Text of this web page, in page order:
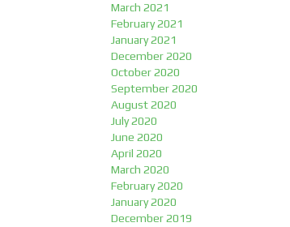
March 2021
February 2021
January 2021
December 2020
October 2020
September 2020
August 2020
July 2020
June 2020
April 2020
March 2020
February 2020
January 2020
December 2019